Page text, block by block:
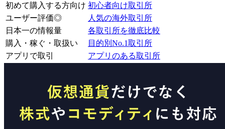
初めて購入する方向け 初心者向け取引所
ユーザー評価◎
人気の海外取引所
日本一の情報量
各取引所を徹底比較
購入・稼ぐ・取扱い
目的別No.1取引所
アプリで取引
アプリのある取引所